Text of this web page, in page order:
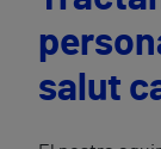
salut